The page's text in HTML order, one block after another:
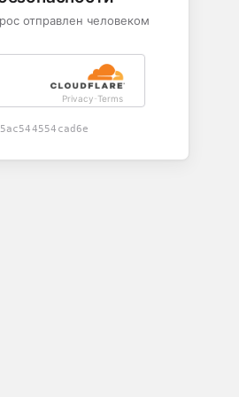
отправлен человеком
Privacy-Terms